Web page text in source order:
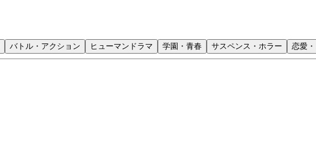
バトル・アクション ヒューマンドラマ 学園・青春 サスペンス・ホラー 恋愛